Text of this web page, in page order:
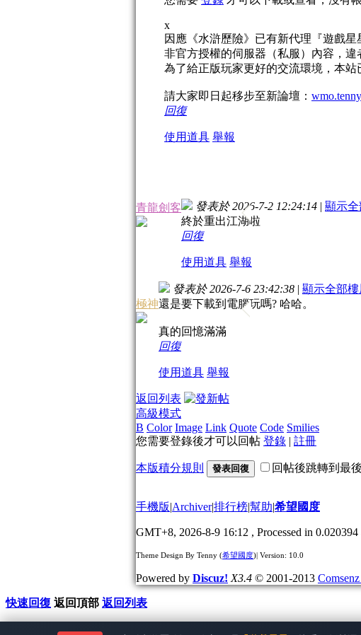
x
因應《水滸歷險》已有新代理『遊戲
非官方授權的伺服器（私服）內容，違
為了給正版玩家更好的交流環境，本站
請大家即日起移步至新論壇：
回復
使用道具 舉報
青龍劍客 發表於 2026-7-2 12:24:14 | 顯示
終於重出江湖啦
回復
使用道具 舉報
極神
發表於 2026-7-6 23:42:38 | 顯示全部樓
還是要下載到電腦玩嗎? 哈哈。
真的回憶滿滿
回復
使用道具 舉報
返回列表
高級模式
B Color Image Link Quote Code Smilies
您需要登錄後才可以回帖 登錄 | 註冊
本版積分規則 發表回復 回帖後跳轉到最
手機版|Archiver|排行榜|幫助|希望國度
GMT+8, 2026-8-9 16:12 , Processed in
Theme Design By Tenny (希望國度)| Version: 10.0
Powered by Discuz! X3.4 © 2001-2013
快速回復 返回頂部 返回列表